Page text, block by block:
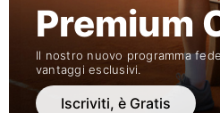
Premium
Il nostro nuovo programma
vantaggi esclusivi.
Iscriviti, è Gratis